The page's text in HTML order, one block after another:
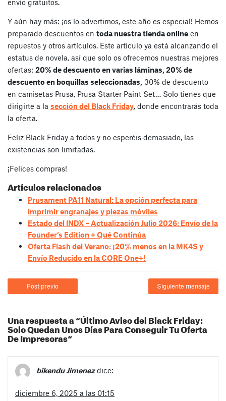
envío gratuitos.
Y aún hay más: ¡os lo advertimos, este año es especial! Hemos
preparado descuentos en toda nuestra tienda online en
repuestos y otros artículos. Este artículo ya está alcanzando el
estatus de novela, así que solo os ofrecemos nuestras mejores
ofertas: 20% de descuento en varias láminas, 20% de
descuento en boquillas seleccionadas, 30% de descuento
en camisetas Prusa, Prusa Starter Paint Set… Solo tienes que
dirigirte a la sección del Black Friday, donde encontrarás toda
la oferta.
Feliz Black Friday a todos y no esperéis demasiado, las
existencias son limitadas.
¡Felices compras!
Artículos relacionados
Prusament PA11 Natural: La opción perfecta para
imprimir engranajes y piezas móviles
Estado del INDX – Actualización Julio 2026: Envío de la
Founder’s Edition + Qué Continúa
Oferta Flash del Verano: ¡20% menos en la MK4S y
Envío Reducido en la CORE One+!
Post previo Siguiente mensaje
Una respuesta a “Último Aviso del Black Friday:
Solo Quedan Unos Días Para Conseguir Tu Oferta
De Impresoras“
bikendu Jimenez dice:
diciembre 6, 2025 a las 01:15